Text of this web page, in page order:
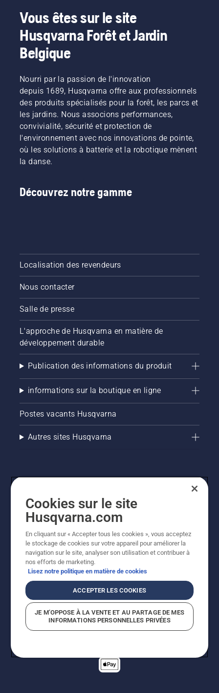
Vous êtes sur le site
Husqvarna Forêt et Jardin
Belgique
Nourri par la passion de l'innovation
depuis 1689, Husqvarna offre aux professionnels
des produits spécialisés pour la forêt, les parcs et
les jardins. Nous associons performances,
convivialité, sécurité et protection de
l'environnement avec nos innovations de pointe,
où les solutions à batterie et la robotique mènent
la danse.
Découvrez notre gamme
Localisation des revendeurs
Nous contacter
Salle de presse
L'approche de Husqvarna en matière de
développement durable
Publication des informations du produit
informations sur la boutique en ligne
Postes vacants Husqvarna
Autres sites Husqvarna
© Husqvarna AB (publ). Tous droits réservés. Les prix
indiqués sont des prix de vente conseillés. Tous les prix
indiqués sont des prix de vente recommandés (TVA
incluse), sauf si le produit est disponible pour un achat
direct.
Politique relative aux cookiesConditions d'utilisation
Cookies sur le site
Husqvarna.com
En cliquant sur « Accepter tous les cookies », vous acceptez
le stockage de cookies sur votre appareil pour améliorer la
navigation sur le site, analyser son utilisation et contribuer à
nos efforts de marketing.
Lisez notre politique en matière de cookies
ACCEPTER LES COOKIES
JE M’OPPOSE À LA VENTE ET AU PARTAGE DE MES
INFORMATIONS PERSONNELLES PRIVÉES